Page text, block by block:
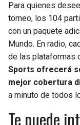
Para quienes
torneo, los 104
con un paquete
Mundo. En radio,
de las plataformas
Sports ofrecerá
mejor cobertura
a minuto de todos
Te puede